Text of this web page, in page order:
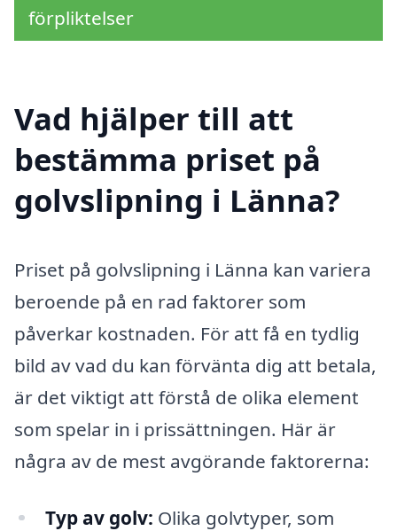
förpliktelser
Vad hjälper till att
bestämma priset på
golvslipning i Länna?
Priset på golvslipning i Länna kan variera
beroende på en rad faktorer som
påverkar kostnaden. För att få en tydlig
bild av vad du kan förvänta dig att betala,
är det viktigt att förstå de olika element
som spelar in i prissättningen. Här är
några av de mest avgörande faktorerna:
Typ av golv: Olika golvtyper, som